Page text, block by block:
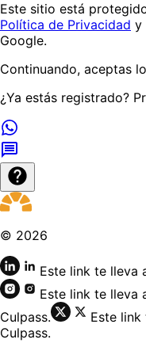
Este sitio está
Política de Privacidad y
Google.
Continuando, aceptas
¿Ya estás registrado?
© 2026
Este link te lleva
Este link te lleva
Culpass.
Este link
Culpass.